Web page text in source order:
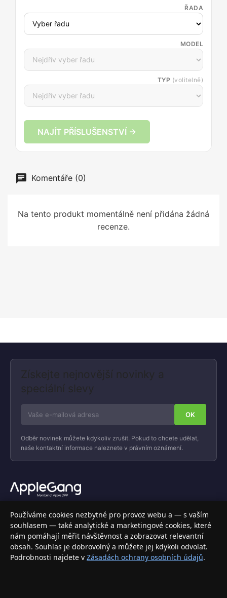
ŘADA
MODEL
TYP (volitelně)
NAJÍT PŘÍSLUŠENSTVÍ →
Komentáře (0)
Na tento produkt momentálně není přidána žádná
recenze.
Získejte nejnovější novinky a
speciální slevy
Odběr novinek můžete kdykoliv zrušit. Pokud to chcete udělat,
naše kontaktní informace naleznete v právním oznámení.
Váš specializovaný obchod s Apple produkty, příslušenstvím a
elektronikou. Nakupujte bezpečně a s jistotou.
INFORMACE
Doprava a doručení
Používáme cookies nezbytné pro provoz webu a — s vaším
souhlasem — také analytické a marketingové cookies, které
nám pomáhají měřit návštěvnost a zobrazovat relevantní
obsah. Souhlas je dobrovolný a můžete jej kdykoli odvolat.
Podrobnosti najdete v Zásadách ochrany osobních údajů.